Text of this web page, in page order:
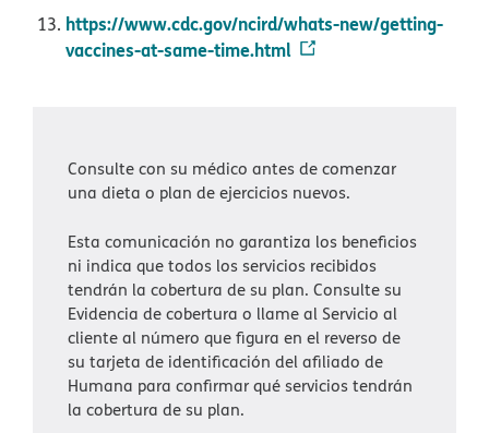
https://www.cdc.gov/ncird/whats-new/getting-
vaccines-at-same-time.html​​
Consulte con su médico antes de comenzar
una dieta o plan de ejercicios nuevos.​​
Esta comunicación no garantiza los beneficios
ni indica que todos los servicios recibidos
tendrán la cobertura de su plan. Consulte su
Evidencia de cobertura o llame al Servicio al
cliente al número que figura en el reverso de
su tarjeta de identificación del afiliado de
Humana para confirmar qué servicios tendrán
la cobertura de su plan.​​